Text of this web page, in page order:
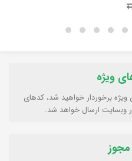
ویژه
برخوردار خواهید شد، کدهای
وبسایت ارسال خواهد شد.
مجوز